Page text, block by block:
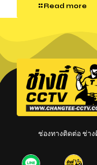
Read more
ช่องทางติดต่อ ช่างตี๋